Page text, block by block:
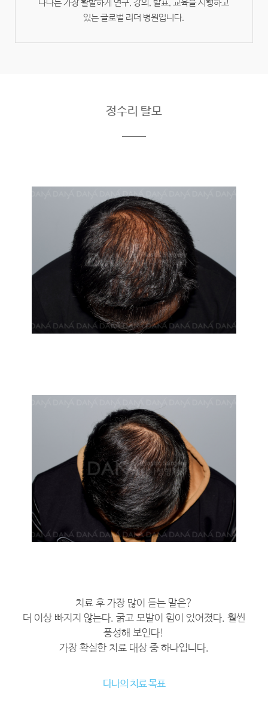
다나는 가장 활발하게 연구, 강의, 발표, 교육을 시행하고
있는 글로벌 리더 병원입니다.
정수리 탈모
치료 후 가장 많이 듣는 말은?
더 이상 빠지지 않는다. 굵고 모발이 힘이 있어졌다. 훨씬
풍성해 보인다!
가장 확실한 치료 대상 중 하나입니다.
다나의 치료 목표